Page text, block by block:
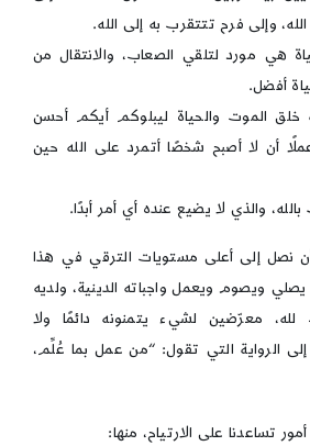
وإلى فرح تتتقرب به إلى الله.
هي مورد لتلقي الصعاب، والانتقال من
أفضل.
خلق الموت والحياة ليبلوكم أيكم أحسن
أن لا أصبح شخصًا أتمرد على الله حين
والذي لا يضيع عنده أي أمر أبدًا.
أن نصل إلى أعلى مستويات الترقي في هذا
يصلي ويصوم ويعمل واجباته الدينية، ولديه
لله، معرّضين لشيء يتمنونه دائمًا ولا
إلى الرواية التي تقول: “من عمل بما عُلِّم،
تساعدنا على الارتياح، منها: